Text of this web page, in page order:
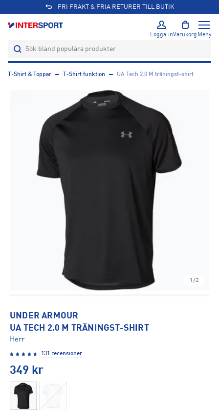
FRI FRAKT & FRIA RETURER TILL BUTIK
Logga inVarukorg Meny
T-Shirt & Toppar T-Shirt funktion UA Tech 2.0 M träningst-shirt
1/2
UNDER ARMOUR
UA TECH 2.0 M TRÄNINGST-SHIRT
Herr
131 recensioner
349 kr